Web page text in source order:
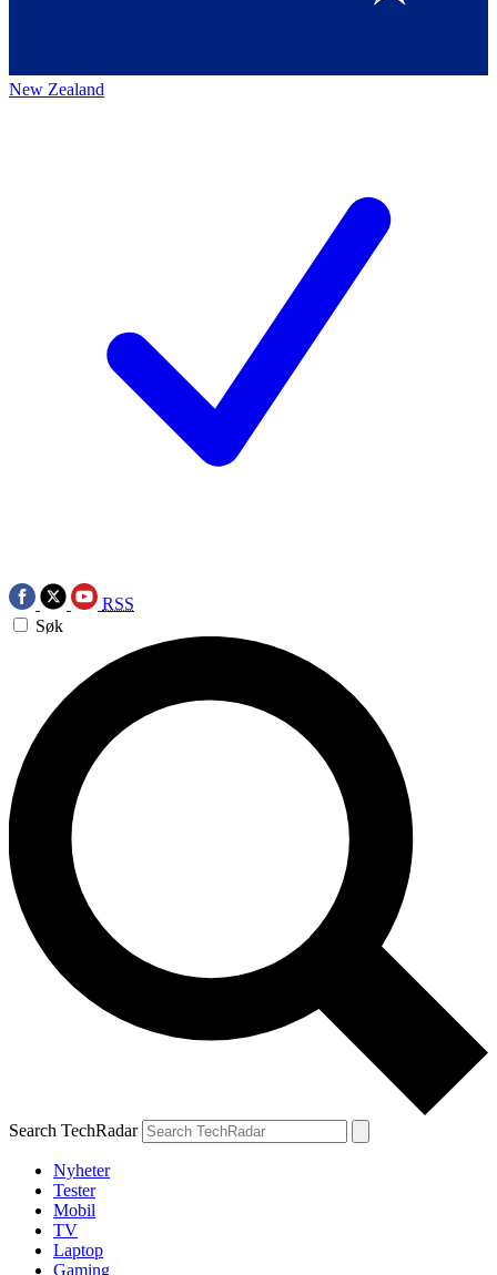
New Zealand
RSS
Søk
Search TechRadar
Nyheter
Tester
Mobil
TV
Laptop
Gaming